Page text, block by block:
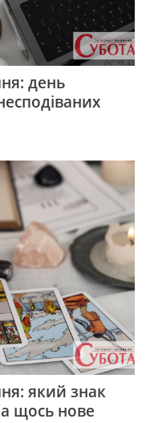
день
який знак
щось нове